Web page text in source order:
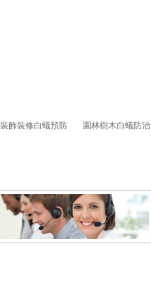
裝飾裝修白蟻預防 園林樹木白蟻防治